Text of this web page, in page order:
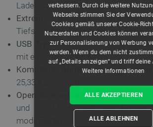
Ladegerät und JST-Anschluss für
Extrem niedriger
Tiefschlafmodus werden nur etwa 7
USB Typ-C: Programmierung und
mit einem einzigen Kabel
Kompakte Abmessungen:
25,33 x 25,33 mm
Open-Source-Hardware: offene
und die Möglichkeit, das Projekt
modifizieren.
verbessern. Durch die weitere
Webseite stimmen Sie der
Cookies gemäß unserer Cookie-
Nutzerdaten und Cookies können
zur Personalisierung von Werbung
werden. Wenn du dem nicht
auf „Details anzeigen“ und triff deine
Weitere Informationen
ALLE AKZEPTIEREN
ALLE ABLEHNEN